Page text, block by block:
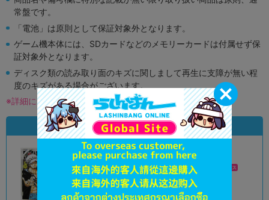
常盤です。
「電池」は原則として保証対象外となります。
ゲーム機本体には、SDカードなどのメモリーカードは付属せず保
証対象外となります。
ディスク類の読み取り面のキズに関しまして再生に支障が無い程
度のキズがある場合がございます。
※詳細につきましてはコチラ
状態違いの同一商品
状態 :A
オンライン 池袋キャラパレス